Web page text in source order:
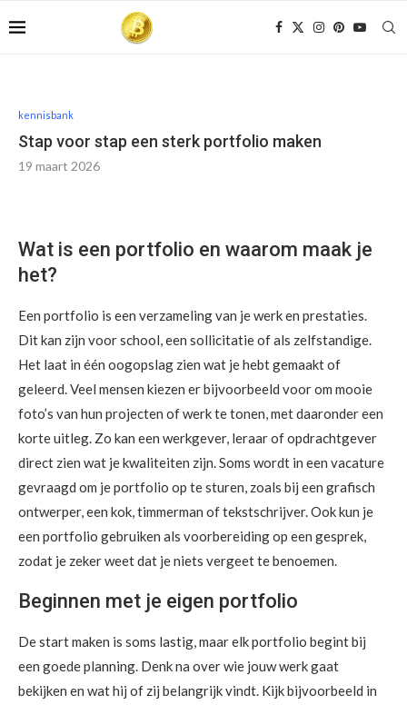
kennisbank
Stap voor stap een sterk portfolio maken
19 maart 2026
Wat is een portfolio en waarom maak je
het?
Een portfolio is een verzameling van je werk en prestaties.
Dit kan zijn voor school, een sollicitatie of als zelfstandige.
Het laat in één oogopslag zien wat je hebt gemaakt of
geleerd. Veel mensen kiezen er bijvoorbeeld voor om mooie
foto’s van hun projecten of werk te tonen, met daaronder een
korte uitleg. Zo kan een werkgever, leraar of opdrachtgever
direct zien wat je kwaliteiten zijn. Soms wordt in een vacature
gevraagd om je portfolio op te sturen, zoals bij een grafisch
ontwerper, een kok, timmerman of tekstschrijver. Ook kun je
een portfolio gebruiken als voorbereiding op een gesprek,
zodat je zeker weet dat je niets vergeet te benoemen.
Beginnen met je eigen portfolio
De start maken is soms lastig, maar elk portfolio begint bij
een goede planning. Denk na over wie jouw werk gaat
bekijken en wat hij of zij belangrijk vindt. Kijk bijvoorbeeld in